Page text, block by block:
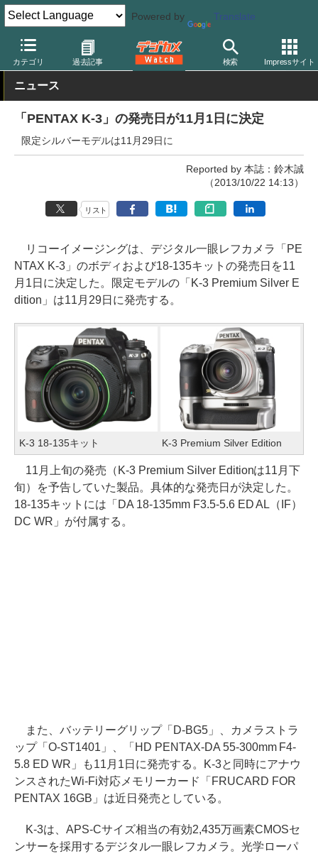
Powered by Translate
カテゴリ 過去記事 検索 Impressサイト
デジカメ Watch カメラ 一眼レフカメラ ペンタックス
ニュース
「PENTAX K-3」の発売日が11月1日に決定
限定シルバーモデルは11月29日に
Reported by 本誌：鈴木誠
（2013/10/22 14:13）
リスト
リコーイメージングは、デジタル一眼レフカメラ「PE
NTAX K-3」のボディおよび18-135キットの発売日を11
月1日に決定した。限定モデルの「K-3 Premium Silver E
dition」は11月29日に発売する。
K-3 18-135キット K-3 Premium Silver Edition
11月上旬の発売（K-3 Premium Silver Editionは11月下
旬）を予告していた製品。具体的な発売日が決定した。
18-135キットには「DA 18-135mm F3.5-5.6 ED AL（IF）
DC WR」が付属する。
また、バッテリーグリップ「D-BG5」、カメラストラ
ップ「O-ST1401」、「HD PENTAX-DA 55-300mm F4-
5.8 ED WR」も11月1日に発売する。K-3と同時にアナウ
ンスされたWi-Fi対応メモリーカード「FRUCARD FOR
PENTAX 16GB」は近日発売としている。
K-3は、APS-Cサイズ相当の有効2,435万画素CMOSセ
ンサーを採用するデジタル一眼レフカメラ。光学ローパ